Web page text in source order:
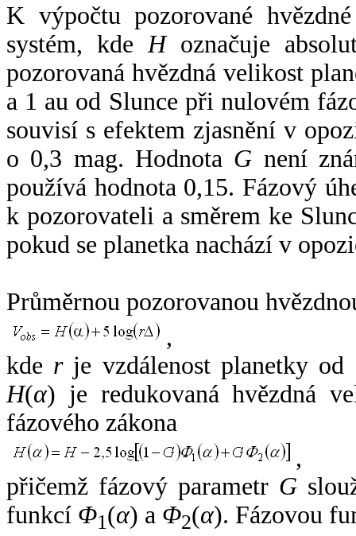
K výpočtu pozorované
systém, kde Hoznačuje
pozorovaná hvězdná velikost
a 1 au od Slunce při nulovém
souvisí s efektem zjasnění v
o 0,3 mag. Hodnota G není
používá hodnota 0,15. Fázový
k pozorovateli a směrem ke
pokud se planetka nachází v
Průměrnou pozorovanou
,
kde rje vzdálenost planetky od
H(α) je redukovaná hvězdná
fázového zákona
,
přičemž fázový parametr G
funkcí Φ1(α) a Φ2(α). Fázovou